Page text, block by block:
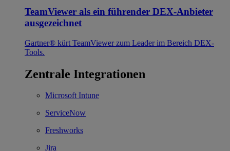
TeamViewer als ein führender DEX-Anbieter
ausgezeichnet
Gartner® kürt TeamViewer zum Leader im Bereich DEX-
Tools.
Zentrale Integrationen
Microsoft Intune
ServiceNow
Freshworks
Jira